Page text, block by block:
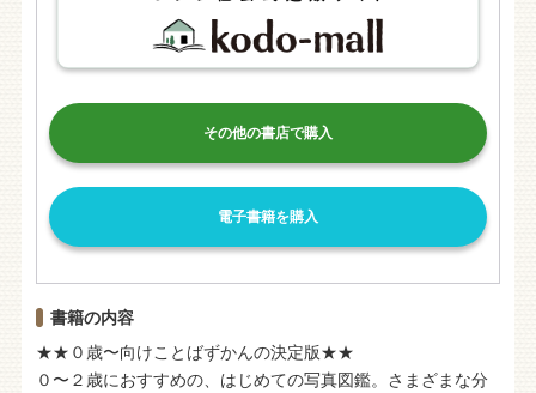
その他の書店で購入
電子書籍を購入
書籍の内容
★★０歳〜向けことばずかんの決定版★★
０〜２歳におすすめの、はじめての写真図鑑。さまざまな分